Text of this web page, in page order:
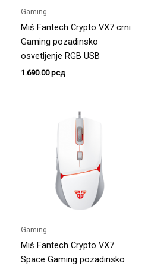
Gaming
Miš Fantech Crypto VX7 crni
Gaming pozadinsko
osvetljenje RGB USB
1.690.00рсд
Gaming
Miš Fantech Crypto VX7
Space Gaming pozadinsko